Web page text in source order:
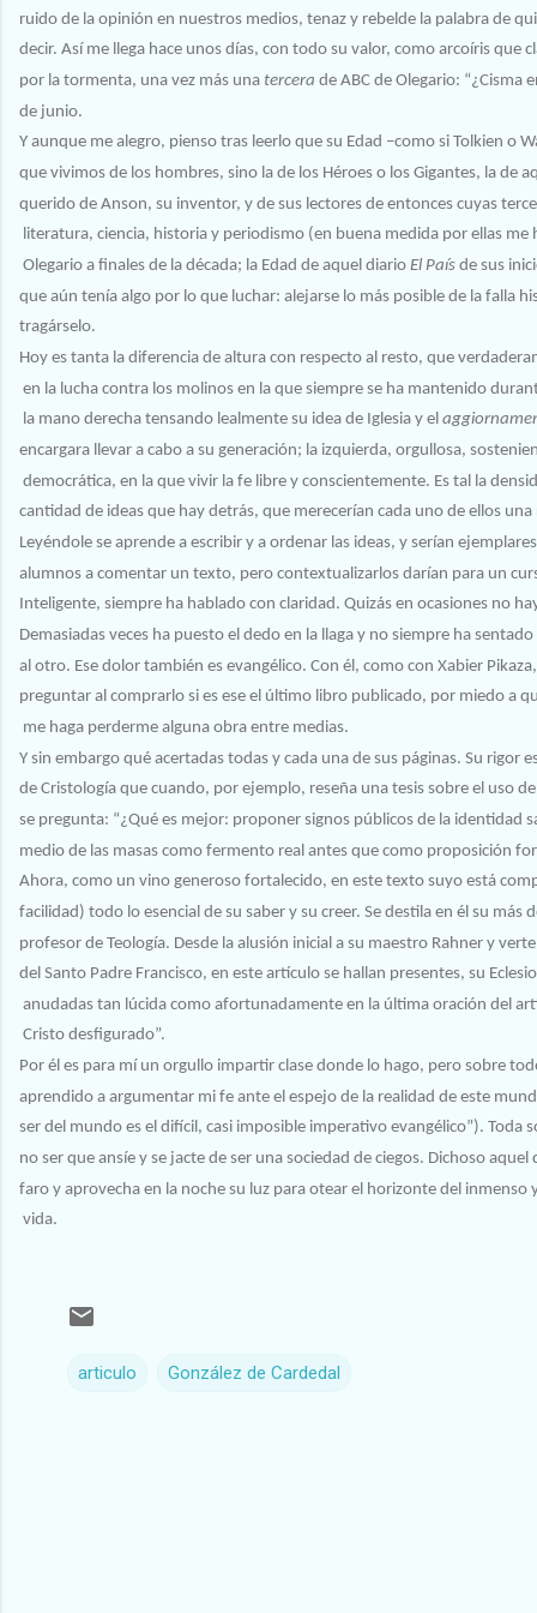
ruido de la opinión en nuestros medios, tenaz y rebelde la palabra de
decir. Así me llega hace unos días, con todo su valor, como arcoíris que
por la tormenta, una vez más una tercera de ABC de Olegario: “¿Cisma
de junio.
Y aunque me alegro, pienso tras leerlo que su Edad –como si Tolkien o
que vivimos de los hombres, sino la de los Héroes o los Gigantes, la de
querido de Anson, su inventor, y de sus lectores de entonces cuyas
literatura, ciencia, historia y periodismo (en buena medida por ellas me
Olegario a finales de la década; la Edad de aquel diario El País de sus
que aún tenía algo por lo que luchar: alejarse lo más posible de la falla
tragárselo.
Hoy es tanta la diferencia de altura con respecto al resto, que
en la lucha contra los molinos en la que siempre se ha mantenido
la mano derecha tensando lealmente su idea de Iglesia y el
encargara llevar a cabo a su generación; la izquierda, orgullosa,
democrática, en la que vivir la fe libre y conscientemente. Es tal la
cantidad de ideas que hay detrás, que merecerían cada uno de ellos
Leyéndole se aprende a escribir y a ordenar las ideas, y serían
alumnos a comentar un texto, pero contextualizarlos darían para un
Inteligente, siempre ha hablado con claridad. Quizás en ocasiones no
Demasiadas veces ha puesto el dedo en la llaga y no siempre ha
al otro. Ese dolor también es evangélico. Con él, como con Xabier
preguntar al comprarlo si es ese el último libro publicado, por miedo a
me haga perderme alguna obra entre medias.
Y sin embargo qué acertadas todas y cada una de sus páginas. Su rigor
de Cristología que cuando, por ejemplo, reseña una tesis sobre el uso
se pregunta: “¿Qué es mejor: proponer signos públicos de la identidad
medio de las masas como fermento real antes que como proposición
Ahora, como un vino generoso fortalecido, en este texto suyo está
facilidad) todo lo esencial de su saber y su creer. Se destila en él su más
profesor de Teología. Desde la alusión inicial a su maestro Rahner y
del Santo Padre Francisco, en este artículo se hallan presentes, su
anudadas tan lúcida como afortunadamente en la última oración del
Cristo desfigurado”.
Por él es para mí un orgullo impartir clase donde lo hago, pero sobre
aprendido a argumentar mi fe ante el espejo de la realidad de este
ser del mundo es el difícil, casi imposible imperativo evangélico”). Toda
no ser que ansíe y se jacte de ser una sociedad de ciegos. Dichoso
faro y aprovecha en la noche su luz para otear el horizonte del inmenso
vida.
articulo González de Cardedal